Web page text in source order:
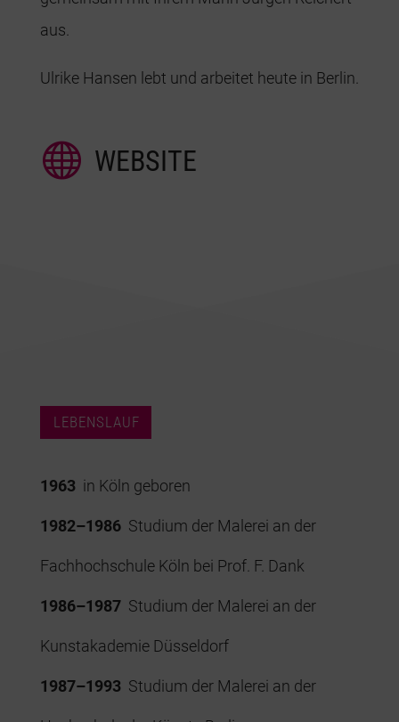
aus.
Ulrike Hansen lebt und arbeitet heute in Berlin.
 WEBSITE
LEBENSLAUF
1963 in Köln geboren
1982–1986 Studium der Malerei an der
Fachhochschule Köln bei Prof. F. Dank
1986–1987Studium der Malerei an der
Kunstakademie Düsseldorf
1987–1993 Studium der Malerei an der